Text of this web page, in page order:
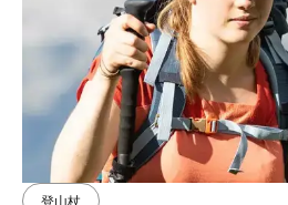
登山杖